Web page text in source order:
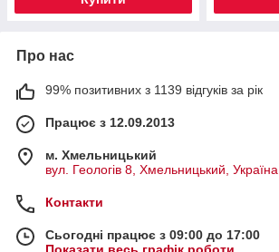
Про нас
99% позитивних з 1139 відгуків за рік
Працює з 12.09.2013
м. Хмельницький
вул. Геологів 8, Хмельницький, Україна
Контакти
Сьогодні працює з 09:00 до 17:00